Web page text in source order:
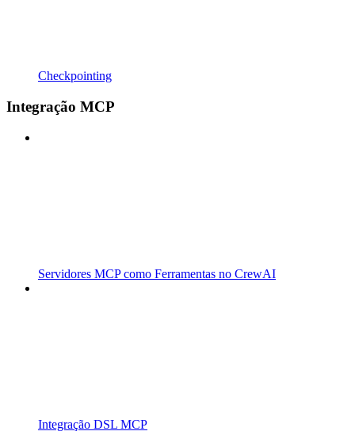
Checkpointing
Integração MCP
Servidores MCP como Ferramentas no CrewAI
Integração DSL MCP